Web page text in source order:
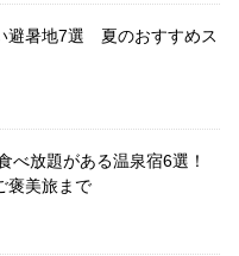
避暑地7選 夏のおすすめス
べ放題がある温泉宿6選！
褒美旅まで